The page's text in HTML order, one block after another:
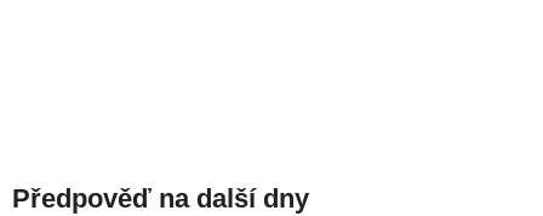
Předpověď na další dny